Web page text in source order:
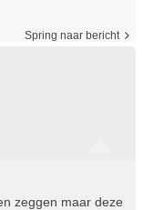
Spring naar bericht
zeggen maar deze